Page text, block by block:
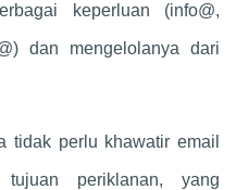
keperluan (info@,
dan mengelolanya dari
tidak perlu khawatir email
periklanan, yang